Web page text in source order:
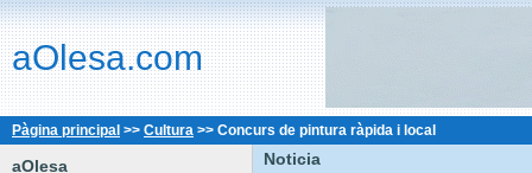
aOlesa.com
Pàgina principal >> Cultura >> Concurs de pintura ràpida i local
aOlesa Noticia